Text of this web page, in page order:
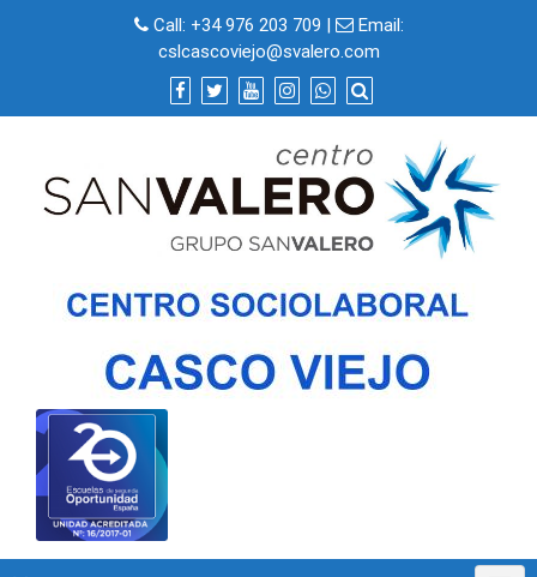
Call: +34 976 203 709 |
Email:
cslcascoviejo@svalero.com